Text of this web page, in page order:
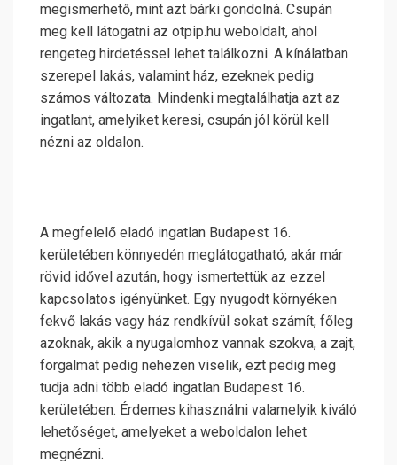
megismerhető, mint azt bárki gondolná. Csupán
meg kell látogatni az otpip.hu weboldalt, ahol
rengeteg hirdetéssel lehet találkozni. A kínálatban
szerepel lakás, valamint ház, ezeknek pedig
számos változata. Mindenki megtalálhatja azt az
ingatlant, amelyiket keresi, csupán jól körül kell
nézni az oldalon.
A megfelelő eladó ingatlan Budapest 16.
kerületében könnyedén meglátogatható, akár már
rövid idővel azután, hogy ismertettük az ezzel
kapcsolatos igényünket. Egy nyugodt környéken
fekvő lakás vagy ház rendkívül sokat számít, főleg
azoknak, akik a nyugalomhoz vannak szokva, a zajt,
forgalmat pedig nehezen viselik, ezt pedig meg
tudja adni több eladó ingatlan Budapest 16.
kerületében. Érdemes kihasználni valamelyik kiváló
lehetőséget, amelyeket a weboldalon lehet
megnézni.